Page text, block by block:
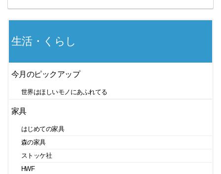
生活・くらし
今月のピックアップ
世界はほしいモノにあふれてる
家具
はじめての家具
森の家具
ストッケ社
HWF